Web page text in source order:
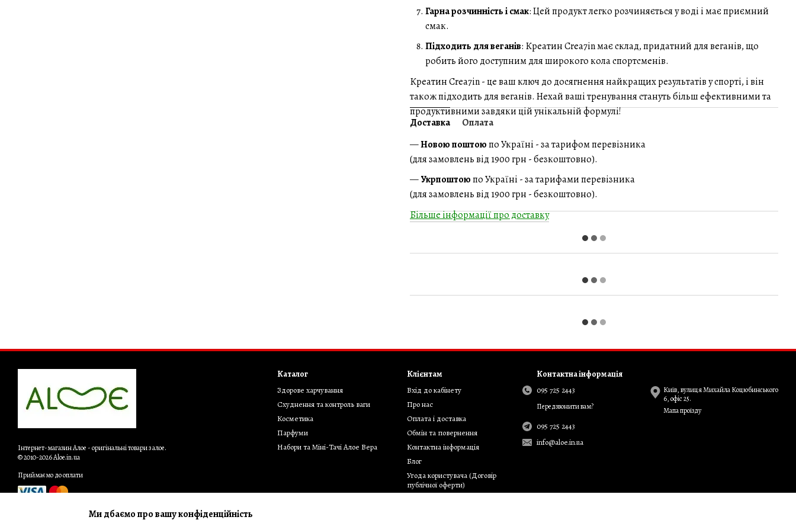
Гарна розчинність і смак: Цей продукт легко розчиняється у воді і має приємний
смак.
Підходить для веганів: Креатин Crea7in має склад, придатний для веганів, що
робить його доступним для широкого кола спортсменів.
Креатин Crea7in - це ваш ключ до досягнення найкращих результатів у спорті, і він
також підходить для веганів. Нехай ваші тренування стануть більш ефективними та
продуктивними завдяки цій унікальній формулі!
Доставка
Оплата
—Новою поштоюпо Україні - за тарифом перевізника
(для замовлень від 1900 грн - безкоштовно).
—Укрпоштоюпо Україні - за тарифами перевізника
(для замовлень від 1900 грн - безкоштовно).
Більше інформації про доставку
Інтернет-магазин Алое - оригінальні товари з алое.
© 2010-2026 Aloe.in.ua
Приймаємо до оплати
Каталог
Здорове харчування
Cхуднення та контроль ваги
Косметика
Парфуми
Набори та Міні-Тачі Алое Вера
Клієнтам
Вхід до кабінету
Про нас
Оплата і доставка
Обмін та повернення
Контактна інформація
Блог
Угода користувача (Договір
публічної оферти)
Контактна інформація
095 725 2443
Передзвонити вам?
095 725 2443
info@aloe.in.ua
Київ, вулиця Михайла Коцюбинського
6, офіс 25.
Мапа проїзду
Ми дбаємо про вашу конфіденційність